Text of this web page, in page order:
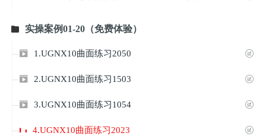
 实操案例01-20（免费体验）

 1.UGNX10曲面练习2050

 2.UGNX10曲面练习1503

 3.UGNX10曲面练习1054

4.UGNX10曲面练习2023